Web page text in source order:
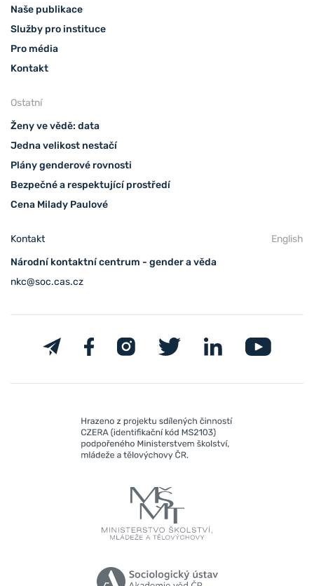
Naše publikace
Služby pro instituce
Pro média
Kontakt
Ostatní
Ženy ve vědě: data
Jedna velikost nestačí
Plány genderové rovnosti
Bezpečné a respektující prostředí
Cena Milady Paulové
Kontakt
English
Národní kontaktní centrum - gender a věda
nkc@soc.cas.cz